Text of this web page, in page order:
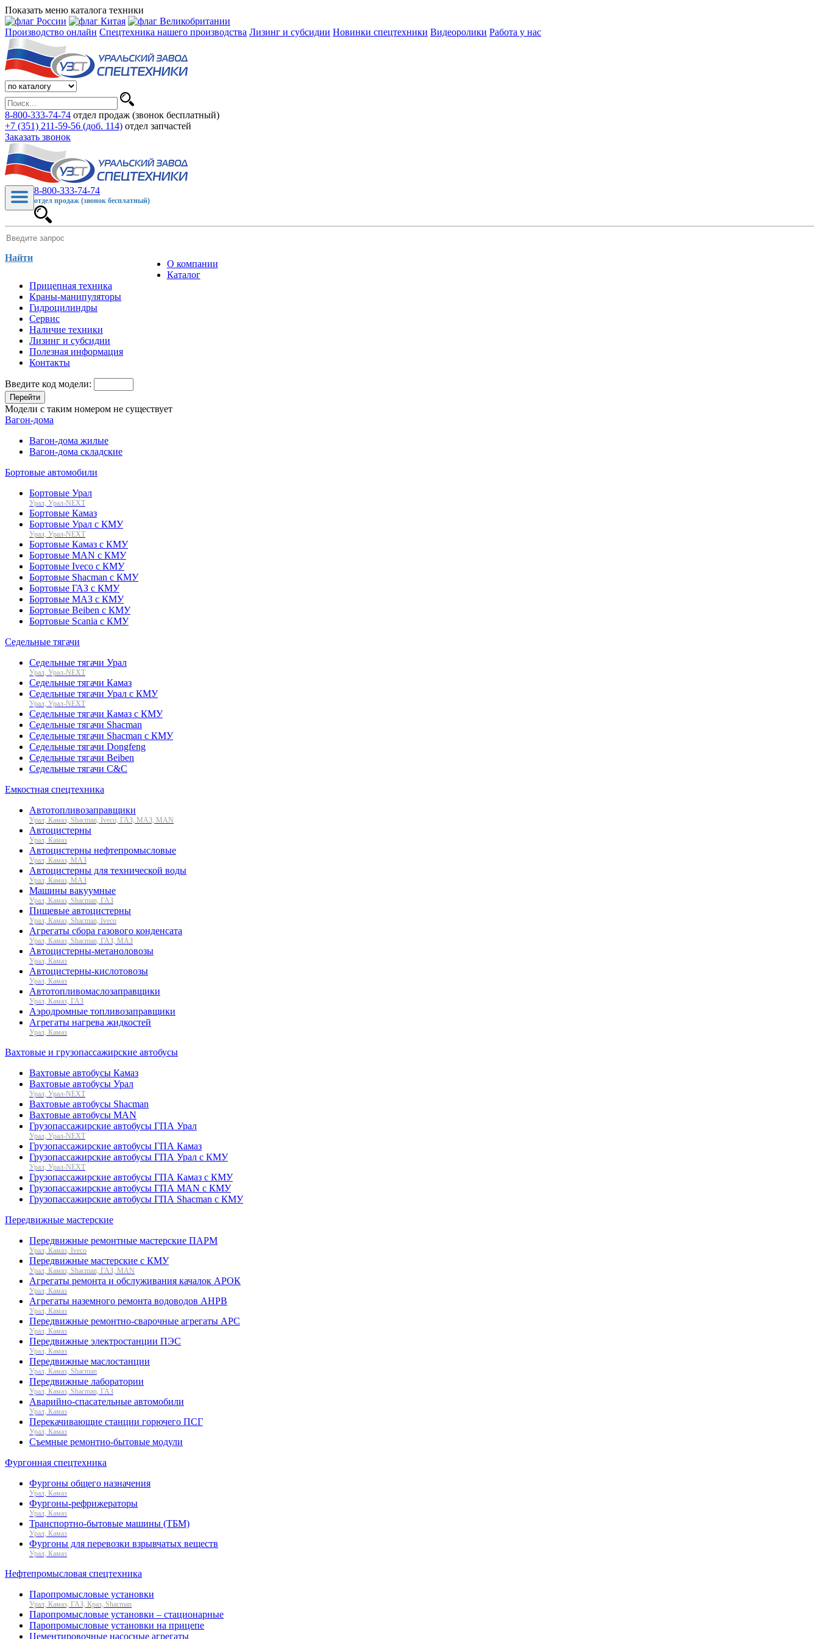
Показать меню каталога техники
Производство онлайн Спецтехника нашего производства Лизинг и субсидии Новинки спецтехники Видеоролики Работа у нас
8-800-333-74-74 отдел продаж (звонок бесплатный)
+7 (351) 211-59-56 (доб. 114) отдел запчастей
Заказать звонок
8-800-333-74-74
отдел продаж (звонок бесплатный)
Найти
О компании
Каталог
Прицепная техника
Краны-манипуляторы
Гидроцилиндры
Сервис
Наличие техники
Лизинг и субсидии
Полезная информация
Контакты
Введите код модели:
Перейти
Модели с таким номером не существует
Вагон-дома
Вагон-дома жилые
Вагон-дома складские
Бортовые автомобили
Бортовые Урал
Урал, Урал-NEXT
Бортовые Камаз
Бортовые Урал с КМУ
Урал, Урал-NEXT
Бортовые Камаз с КМУ
Бортовые MAN с КМУ
Бортовые Iveco с КМУ
Бортовые Shacman с КМУ
Бортовые ГАЗ с КМУ
Бортовые МАЗ с КМУ
Бортовые Beiben с КМУ
Бортовые Scania с КМУ
Седельные тягачи
Седельные тягачи Урал
Урал, Урал-NEXT
Седельные тягачи Камаз
Седельные тягачи Урал с КМУ
Урал, Урал-NEXT
Седельные тягачи Камаз с КМУ
Седельные тягачи Shacman
Седельные тягачи Shacman с КМУ
Седельные тягачи Dongfeng
Седельные тягачи Beiben
Седельные тягачи C&C
Емкостная спецтехника
Автотопливозаправщики
Урал, Камаз, Shacman, Iveco, ГАЗ, МАЗ, MAN
Автоцистерны
Урал, Камаз
Автоцистерны нефтепромысловые
Урал, Камаз, МАЗ
Автоцистерны для технической воды
Урал, Камаз, МАЗ
Машины вакуумные
Урал, Камаз, Shacman, ГАЗ
Пищевые автоцистерны
Урал, Камаз, Shacman, Iveco
Агрегаты сбора газового конденсата
Урал, Камаз, Shacman, ГАЗ, МАЗ
Автоцистерны-метаноловозы
Урал, Камаз
Автоцистерны-кислотовозы
Урал, Камаз
Автотопливомаслозаправщики
Урал, Камаз, ГАЗ
Аэродромные топливозаправщики
Агрегаты нагрева жидкостей
Урал, Камаз
Вахтовые и грузопассажирские автобусы
Вахтовые автобусы Камаз
Вахтовые автобусы Урал
Урал, Урал-NEXT
Вахтовые автобусы Shacman
Вахтовые автобусы MAN
Грузопассажирские автобусы ГПА Урал
Урал, Урал-NEXT
Грузопассажирские автобусы ГПА Камаз
Грузопассажирские автобусы ГПА Урал с КМУ
Урал, Урал-NEXT
Грузопассажирские автобусы ГПА Камаз с КМУ
Грузопассажирские автобусы ГПА MAN с КМУ
Грузопассажирские автобусы ГПА Shacman с КМУ
Передвижные мастерские
Передвижные ремонтные мастерские ПАРМ
Урал, Камаз, Iveco
Передвижные мастерские с КМУ
Урал, Камаз, Shacman, ГАЗ, MAN
Агрегаты ремонта и обслуживания качалок АРОК
Урал, Камаз
Агрегаты наземного ремонта водоводов АНРВ
Урал, Камаз
Передвижные ремонтно-сварочные агрегаты АРС
Урал, Камаз
Передвижные электростанции ПЭС
Урал, Камаз
Передвижные маслостанции
Урал, Камаз, Shacman
Передвижные лаборатории
Урал, Камаз, Shacman, ГАЗ
Аварийно-спасательные автомобили
Урал, Камаз
Перекачивающие станции горючего ПСГ
Урал, Камаз
Съемные ремонтно-бытовые модули
Фургонная спецтехника
Фургоны общего назначения
Урал, Камаз
Фургоны-рефрижераторы
Урал, Камаз
Транспортно-бытовые машины (ТБМ)
Урал, Камаз
Фургоны для перевозки взрывчатых веществ
Урал, Камаз
Нефтепромысловая спецтехника
Паропромысловые установки
Урал, Камаз, ГАЗ, Краз, Shacman
Паропромысловые установки – стационарные
Паропромысловые установки на прицепе
Цементировочные насосные агрегаты